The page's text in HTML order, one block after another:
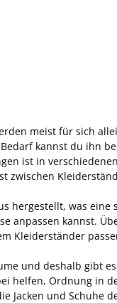
meist für sich
kannst du ihn
ist in
zwischen
hergestellt, was
anpassen kannst.
Kleiderständer
und deshalb
helfen, Ordnung
Jacken und